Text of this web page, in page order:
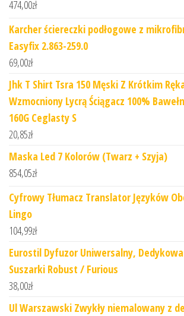
474,00zł
Karcher ściereczki podłogowe z
Easyfix 2.863-259.0
69,00zł
Jhk T Shirt Tsra 150 Męski Z Krótkim
Wzmocniony Lycrą Ściągacz 100%
160G Ceglasty S
20,85zł
Maska Led 7 Kolorów (Twarz + Szyja)
854,05zł
Cyfrowy Tłumacz Translator Języków
Lingo
104,99zł
Eurostil Dyfuzor Uniwersalny,
Suszarki Robust / Furious
38,00zł
Ul Warszawski Zwykły niemalowany z